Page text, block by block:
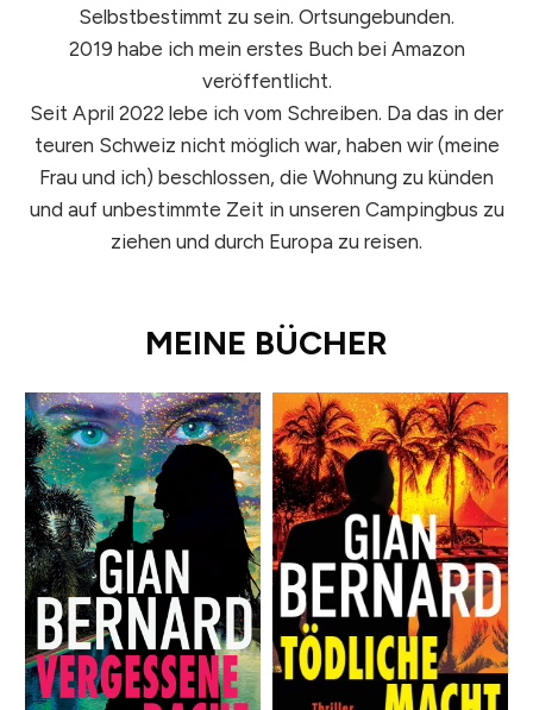
Selbstbestimmt zu sein. Ortsungebunden.
2019 habe ich mein erstes Buch bei Amazon
veröffentlicht.
Seit April 2022 lebe ich vom Schreiben. Da das in der
teuren Schweiz nicht möglich war, haben wir (meine
Frau und ich) beschlossen, die Wohnung zu künden
und auf unbestimmte Zeit in unseren Campingbus zu
ziehen und durch Europa zu reisen.
MEINE BÜCHER